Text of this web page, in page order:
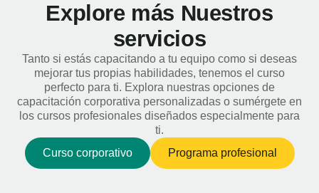
Explore más Nuestros
servicios
Tanto si estás capacitando a tu equipo como si deseas
mejorar tus propias habilidades, tenemos el curso
perfecto para ti. Explora nuestras opciones de
capacitación corporativa personalizadas o sumérgete en
los cursos profesionales diseñados especialmente para
ti.
Curso corporativo
Programa profesional